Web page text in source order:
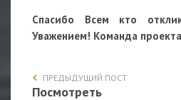
Спасибо Всем кто
Уважением! Команда
ПРЕДЫДУЩИЙ ПОСТ
Посмотреть